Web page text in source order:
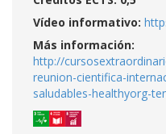
Vídeo informativo:
Más información:
http://
reunion-cientifica-
saludables-healthyorg-